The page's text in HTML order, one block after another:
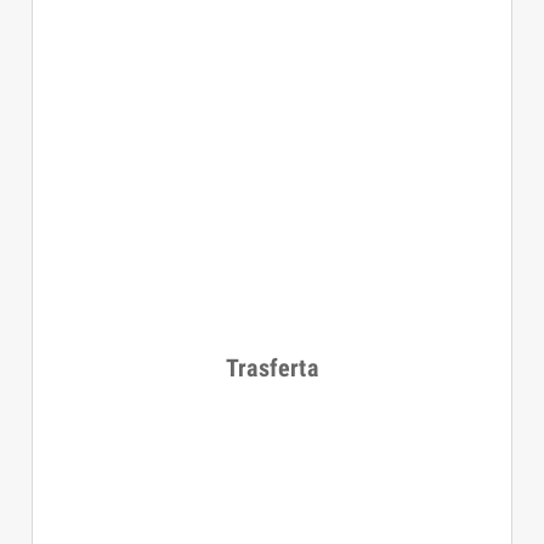
Trasferta